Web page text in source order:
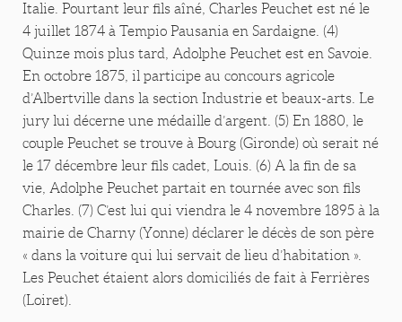
Italie. Pourtant leur fils aîné, Charles Peuchet est né le
4 juillet 1874 à Tempio Pausania en Sardaigne. (4)
Quinze mois plus tard, Adolphe Peuchet est en Savoie.
En octobre 1875, il participe au concours agricole
d’Albertville dans la section Industrie et beaux-arts. Le
jury lui décerne une médaille d’argent. (5) En 1880, le
couple Peuchet se trouve à Bourg (Gironde) où serait né
le 17 décembre leur fils cadet, Louis. (6) A la fin de sa
vie, Adolphe Peuchet partait en tournée avec son fils
Charles. (7) C’est lui qui viendra le 4 novembre 1895 à la
mairie de Charny (Yonne) déclarer le décès de son père
« dans la voiture qui lui servait de lieu d’habitation ».
Les Peuchet étaient alors domiciliés de fait à Ferrières
(Loiret).